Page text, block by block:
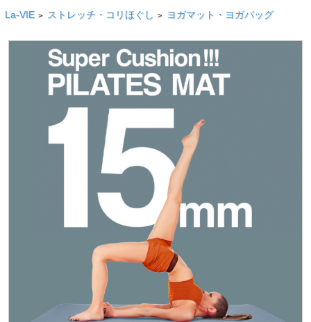
La-VIE > ストレッチ・コリほぐし > ヨガマット・ヨガバッグ